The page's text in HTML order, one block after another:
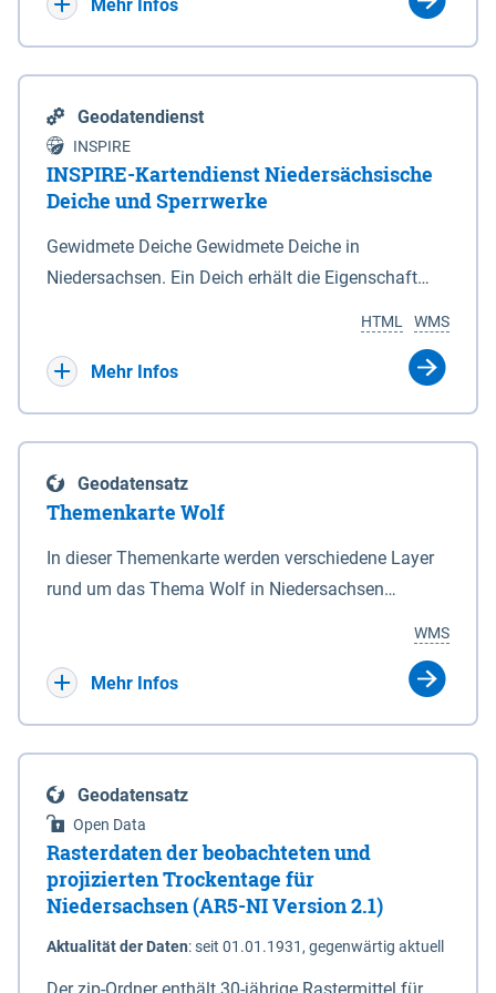
Mehr Infos
Geodatendienst
INSPIRE
INSPIRE-Kartendienst Niedersächsische
Deiche und Sperrwerke
Gewidmete Deiche Gewidmete Deiche in
Niedersachsen. Ein Deich erhält die Eigenschaft
Deichbehörde durch Verordnung ausspricht. Für
enthalten. Sperrwerke Sperrwerke sind Bauwerke
mit Sperrvorrichtungen in Tidegewässern, die dem
Schutz eines Gebietes vor erhöhten Tiden, vor allem
vor Sturmfluten, zu dienen bestimmt sind (§2 Abs.3
Eigenschaft eines Sperrwerkes durch Widmung, die
die Deichbehörde durch Verordnung ausspricht.
WMS
HTML
Mehr Infos
Geodatensatz
Themenkarte Wolf
In dieser Themenkarte werden verschiedene Layer
rund um das Thema Wolf in Niedersachsen
sowie Status der bestehenden Wolfsterritorien im
laufenden Monitoringjahr.
WMS
Mehr Infos
Geodatensatz
Open Data
Rasterdaten der beobachteten und
projizierten Trockentage für
Niedersachsen (AR5-NI Version 2.1)
Aktualität der Daten:seit 01.01.1931, gegenwärtig aktuell